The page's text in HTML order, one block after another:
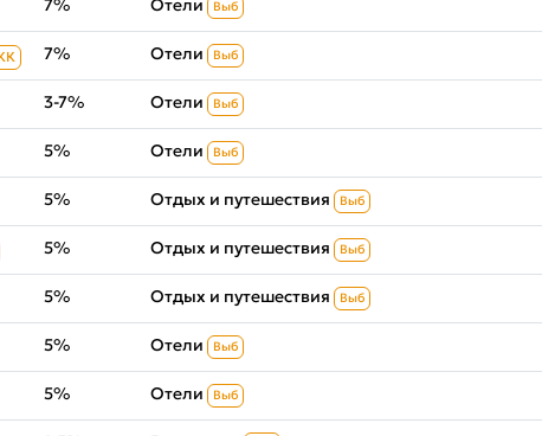
7% Отели Выб
7% Отели Выб
3-7% Отели Выб
5% Отели Выб
5% Отдых и путешествия Выб
5% Отдых и путешествия Выб
5% Отдых и путешествия Выб
5% Отели Выб
5% Отели Выб